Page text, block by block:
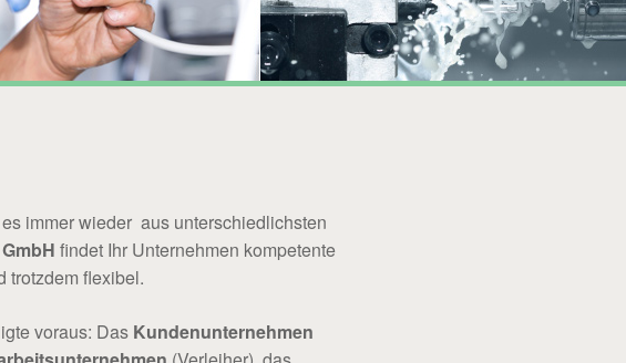
immer wieder aus unterschiedlichsten
findet Ihr Unternehmen kompetente
trotzdem flexibel.
voraus: Das Kundenunternehmen